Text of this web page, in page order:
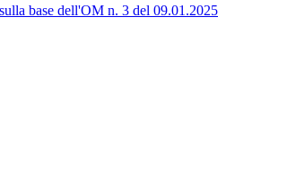
base dell'OM n. 3 del 09.01.2025